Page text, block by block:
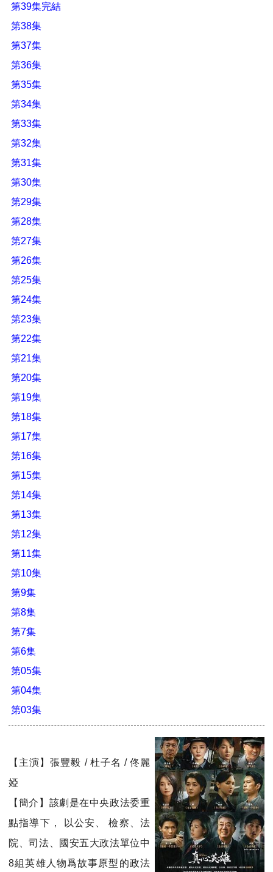
第39集完結
第38集
第37集
第36集
第35集
第34集
第33集
第32集
第31集
第30集
第29集
第28集
第27集
第26集
第25集
第24集
第23集
第22集
第21集
第20集
第19集
第18集
第17集
第16集
第15集
第14集
第13集
第12集
第11集
第10集
第9集
第8集
第7集
第6集
第05集
第04集
第03集
【主演】張豐毅 / 杜子名 / 佟麗
婭
【簡介】該劇是在中央政法委重
點指導下， 以公安、 檢察、法
院、司法、國安五大政法單位中
8組英雄人物爲故事原型的政法